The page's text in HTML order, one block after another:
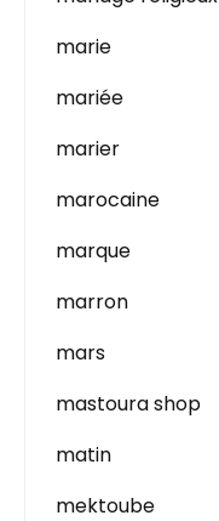
marie
mariée
marier
marocaine
marque
marron
mars
mastoura shop
matin
mektoube